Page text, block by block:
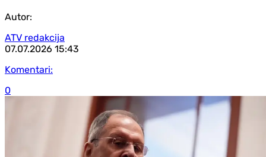
Autor:
ATV redakcija
07.07.2026 15:43
Komentari:
0